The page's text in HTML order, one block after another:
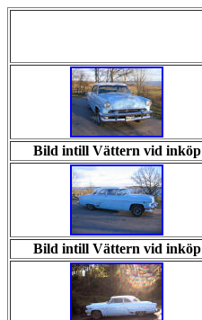
Bild intill Vättern vid inköp
Bild intill Vättern vid inköp